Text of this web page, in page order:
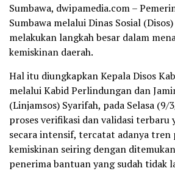
Sumbawa, dwipamedia.com –
Sumbawa melalui Dinas Sosial
melakukan langkah besar dalam
kemiskinan daerah.
Hal itu diungkapkan Kepala Disos
melalui Kabid Perlindungan dan
(Linjamsos) Syarifah, pada Selasa (9/
proses verifikasi dan validasi terbaru
secara intensif, tercatat adanya tren
kemiskinan seiring dengan
penerima bantuan yang sudah tidak